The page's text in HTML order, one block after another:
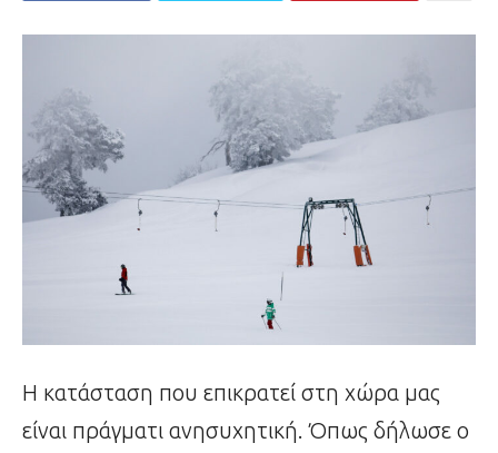
Η κατάσταση που επικρατεί στη χώρα μας
είναι πράγματι ανησυχητική. Όπως δήλωσε ο